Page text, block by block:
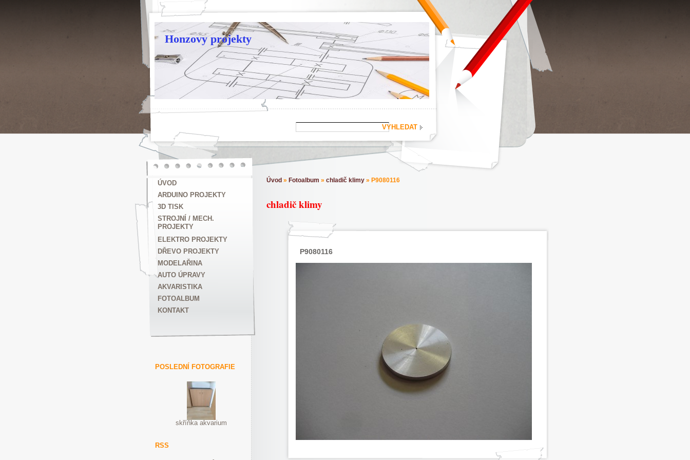
Honzovy projekty
ÚVOD
ARDUINO PROJEKTY
3D TISK
STROJNÍ / MECH.
PROJEKTY
ELEKTRO PROJEKTY
DŘEVO PROJEKTY
MODELAŘINA
AUTO ÚPRAVY
AKVARISTIKA
FOTOALBUM
KONTAKT
POSLEDNÍ FOTOGRAFIE
skříňka akvarium
RSS
Úvod » Fotoalbum » chladič klimy» P9080116
chladič klimy
P9080116